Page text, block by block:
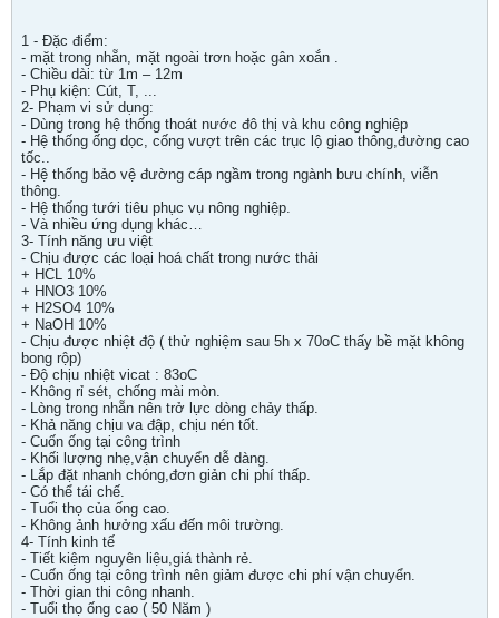
1 - Đặc điểm:
- mặt trong nhẵn, mặt ngoài trơn hoặc gân xoắn .
- Chiều dài: từ 1m – 12m
- Phụ kiện: Cút, T, ...
2- Phạm vi sử dụng:
- Dùng trong hệ thống thoát nước đô thị và khu công nghiệp
- Hệ thống ống dọc, cống vượt trên các trục lộ giao thông,đường cao
tốc..
- Hệ thống bảo vệ đường cáp ngầm trong ngành bưu chính, viễn
thông.
- Hệ thống tưới tiêu phục vụ nông nghiệp.
- Và nhiều ứng dụng khác…
3- Tính năng ưu việt
- Chịu được các loại hoá chất trong nước thải
+ HCL 10%
+ HNO3 10%
+ H2SO4 10%
+ NaOH 10%
- Chịu được nhiệt độ ( thử nghiệm sau 5h x 70oC thấy bề mặt không
bong rộp)
- Độ chịu nhiệt vicat : 83oC
- Không rỉ sét, chống mài mòn.
- Lòng trong nhẵn nên trở lực dòng chảy thấp.
- Khả năng chịu va đập, chịu nén tốt.
- Cuốn ống tại công trình
- Khối lượng nhẹ,vận chuyển dễ dàng.
- Lắp đặt nhanh chóng,đơn giản chi phí thấp.
- Có thể tái chế.
- Tuổi thọ của ống cao.
- Không ảnh hưởng xấu đến môi trường.
4- Tính kinh tế
- Tiết kiệm nguyên liệu,giá thành rẻ.
- Cuốn ống tại công trình nên giảm được chi phí vận chuyển.
- Thời gian thi công nhanh.
- Tuổi thọ ống cao ( 50 Năm )